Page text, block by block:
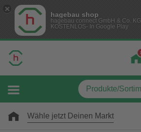
hagebau shop
hagebau connect GmbH & Co. KG
KOSTENLOS- In Google Play
Wähle jetzt Deinen Markt